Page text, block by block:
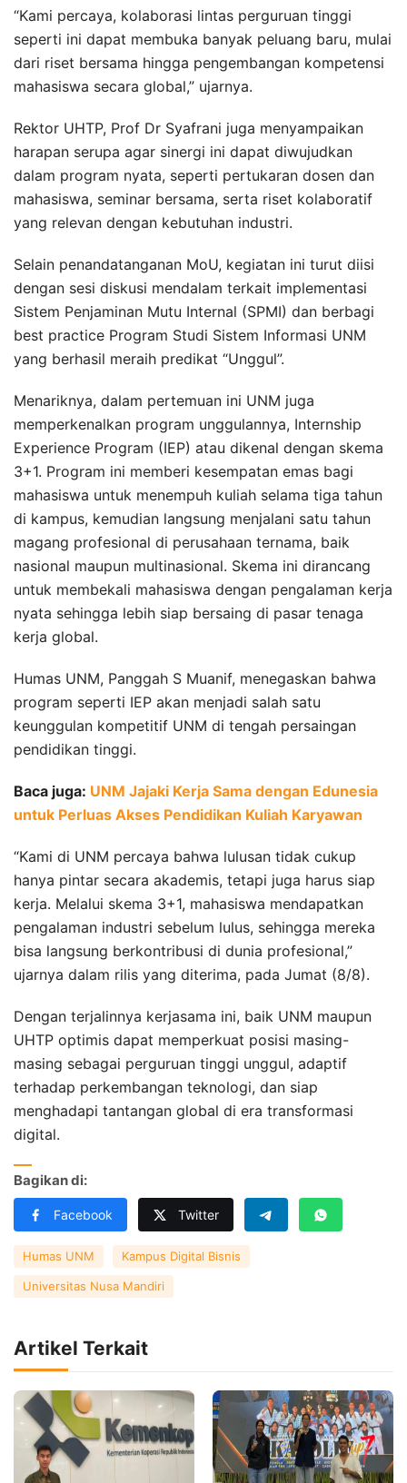
“Kami percaya, kolaborasi lintas perguruan tinggi
seperti ini dapat membuka banyak peluang baru, mulai
dari riset bersama hingga pengembangan kompetensi
mahasiswa secara global,” ujarnya.
Rektor UHTP, Prof Dr Syafrani juga menyampaikan
harapan serupa agar sinergi ini dapat diwujudkan
dalam program nyata, seperti pertukaran dosen dan
mahasiswa, seminar bersama, serta riset kolaboratif
yang relevan dengan kebutuhan industri.
Selain penandatanganan MoU, kegiatan ini turut diisi
dengan sesi diskusi mendalam terkait implementasi
Sistem Penjaminan Mutu Internal (SPMI) dan berbagi
best practice Program Studi Sistem Informasi UNM
yang berhasil meraih predikat “Unggul”.
Menariknya, dalam pertemuan ini UNM juga
memperkenalkan program unggulannya, Internship
Experience Program (IEP) atau dikenal dengan skema
3+1. Program ini memberi kesempatan emas bagi
mahasiswa untuk menempuh kuliah selama tiga tahun
di kampus, kemudian langsung menjalani satu tahun
magang profesional di perusahaan ternama, baik
nasional maupun multinasional. Skema ini dirancang
untuk membekali mahasiswa dengan pengalaman kerja
nyata sehingga lebih siap bersaing di pasar tenaga
kerja global.
Humas UNM, Panggah S Muanif, menegaskan bahwa
program seperti IEP akan menjadi salah satu
keunggulan kompetitif UNM di tengah persaingan
pendidikan tinggi.
Baca juga: UNM Jajaki Kerja Sama dengan Edunesia
untuk Perluas Akses Pendidikan Kuliah Karyawan
“Kami di UNM percaya bahwa lulusan tidak cukup
hanya pintar secara akademis, tetapi juga harus siap
kerja. Melalui skema 3+1, mahasiswa mendapatkan
pengalaman industri sebelum lulus, sehingga mereka
bisa langsung berkontribusi di dunia profesional,”
ujarnya dalam rilis yang diterima, pada Jumat (8/8).
Dengan terjalinnya kerjasama ini, baik UNM maupun
UHTP optimis dapat memperkuat posisi masing-
masing sebagai perguruan tinggi unggul, adaptif
terhadap perkembangan teknologi, dan siap
menghadapi tantangan global di era transformasi
digital.
Bagikan di:
Facebook Twitter
Humas UNM Kampus Digital Bisnis
Universitas Nusa Mandiri
Artikel Terkait